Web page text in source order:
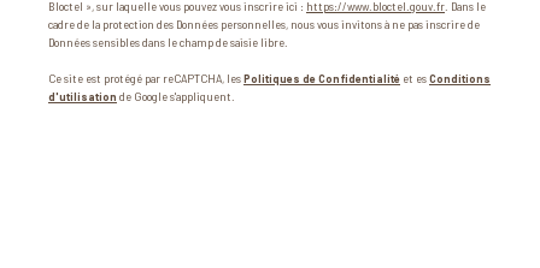
Bloctel », sur laquelle vous pouvez vous inscrire ici : https://www.bloctel.gouv.fr . Dans le
cadre de la protection des Données personnelles, nous vous invitons à ne pas inscrire de
Données sensibles dans le champ de saisie libre.
Ce site est protégé par reCAPTCHA, lesPolitiques de Confidentialité et esConditions
d'utilisation de Google s'appliquent.